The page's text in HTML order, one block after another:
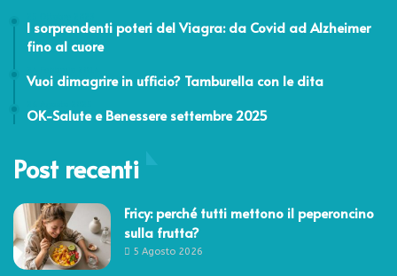
I sorprendenti poteri del Viagra: da Covid ad Alzheimer
fino al cuore
Vuoi dimagrire in ufficio? Tamburella con le dita
OK-Salute e Benessere settembre 2025
Post recenti
Fricy: perché tutti mettono il peperoncino
sulla frutta?
5 Agosto 2026